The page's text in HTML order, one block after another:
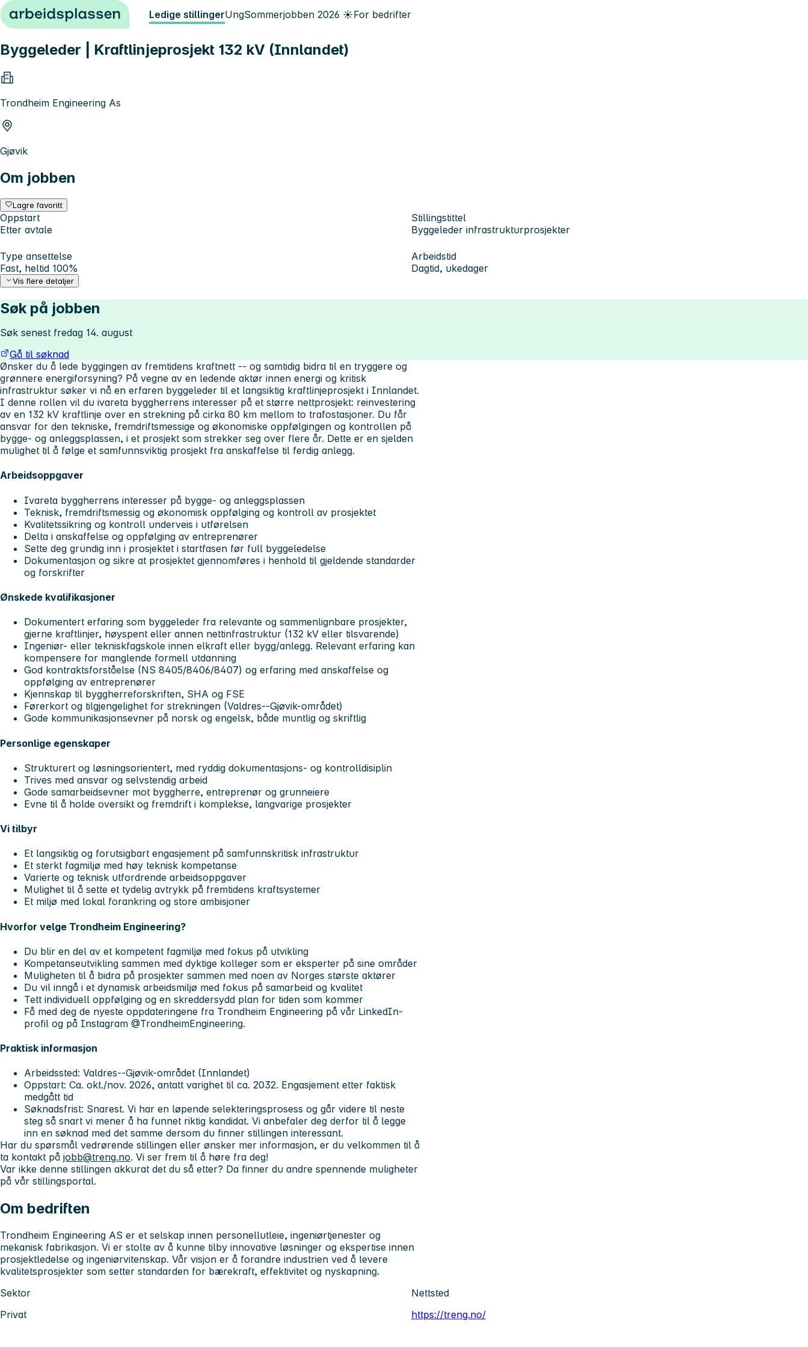
Hopp til innhold Ledige stillingerUngSommerjobben 2026 ☀️For bedrifter
Byggeleder | Kraftlinjeprosjekt 132 kV (Innlandet)
Trondheim Engineering As
Gjøvik
Om jobben
Lagre favoritt
Oppstart
Etter avtale
Stillingstittel
Byggeleder infrastrukturprosjekter
Type ansettelse
Fast, heltid 100%
Arbeidstid
Dagtid, ukedager
Vis flere detaljer
Søk på jobben
Søk senest fredag 14. august
Gå til søknad
Ønsker du å lede byggingen av fremtidens kraftnett -- og samtidig bidra til en tryggere og
grønnere energiforsyning? På vegne av en ledende aktør innen energi og kritisk
infrastruktur søker vi nå en erfaren byggeleder til et langsiktig kraftlinjeprosjekt i Innlandet.
I denne rollen vil du ivareta byggherrens interesser på et større nettprosjekt: reinvestering
av en 132 kV kraftlinje over en strekning på cirka 80 km mellom to trafostasjoner. Du får
ansvar for den tekniske, fremdriftsmessige og økonomiske oppfølgingen og kontrollen på
bygge- og anleggsplassen, i et prosjekt som strekker seg over flere år. Dette er en sjelden
mulighet til å følge et samfunnsviktig prosjekt fra anskaffelse til ferdig anlegg.
Arbeidsoppgaver
Ivareta byggherrens interesser på bygge- og anleggsplassen
Teknisk, fremdriftsmessig og økonomisk oppfølging og kontroll av prosjektet
Kvalitetssikring og kontroll underveis i utførelsen
Delta i anskaffelse og oppfølging av entreprenører
Sette deg grundig inn i prosjektet i startfasen før full byggeledelse
Dokumentasjon og sikre at prosjektet gjennomføres i henhold til gjeldende standarder
og forskrifter
Ønskede kvalifikasjoner
Dokumentert erfaring som byggeleder fra relevante og sammenlignbare prosjekter,
gjerne kraftlinjer, høyspent eller annen nettinfrastruktur (132 kV eller tilsvarende)
Ingeniør- eller tekniskfagskole innen elkraft eller bygg/anlegg. Relevant erfaring kan
kompensere for manglende formell utdanning
God kontraktsforståelse (NS 8405/8406/8407) og erfaring med anskaffelse og
oppfølging av entreprenører
Kjennskap til byggherreforskriften, SHA og FSE
Førerkort og tilgjengelighet for strekningen (Valdres--Gjøvik-området)
Gode kommunikasjonsevner på norsk og engelsk, både muntlig og skriftlig
Personlige egenskaper
Strukturert og løsningsorientert, med ryddig dokumentasjons- og kontrolldisiplin
Trives med ansvar og selvstendig arbeid
Gode samarbeidsevner mot byggherre, entreprenør og grunneiere
Evne til å holde oversikt og fremdrift i komplekse, langvarige prosjekter
Vi tilbyr
Et langsiktig og forutsigbart engasjement på samfunnskritisk infrastruktur
Et sterkt fagmiljø med høy teknisk kompetanse
Varierte og teknisk utfordrende arbeidsoppgaver
Mulighet til å sette et tydelig avtrykk på fremtidens kraftsystemer
Et miljø med lokal forankring og store ambisjoner
Hvorfor velge Trondheim Engineering?
Du blir en del av et kompetent fagmiljø med fokus på utvikling
Kompetanseutvikling sammen med dyktige kolleger som er eksperter på sine områder
Muligheten til å bidra på prosjekter sammen med noen av Norges største aktører
Du vil inngå i et dynamisk arbeidsmiljø med fokus på samarbeid og kvalitet
Tett individuell oppfølging og en skreddersydd plan for tiden som kommer
Få med deg de nyeste oppdateringene fra Trondheim Engineering på vår LinkedIn-
profil og på Instagram @TrondheimEngineering.
Praktisk informasjon
Arbeidssted: Valdres--Gjøvik-området (Innlandet)
Oppstart: Ca. okt./nov. 2026, antatt varighet til ca. 2032. Engasjement etter faktisk
medgått tid
Søknadsfrist: Snarest. Vi har en løpende selekteringsprosess og går videre til neste
steg så snart vi mener å ha funnet riktig kandidat. Vi anbefaler deg derfor til å legge
inn en søknad med det samme dersom du finner stillingen interessant.
Har du spørsmål vedrørende stillingen eller ønsker mer informasjon, er du velkommen til å
ta kontakt på jobb@treng.no. Vi ser frem til å høre fra deg!
Var ikke denne stillingen akkurat det du så etter? Da finner du andre spennende muligheter
på vår stillingsportal.
Om bedriften
Trondheim Engineering AS er et selskap innen personellutleie, ingeniørtjenester og
mekanisk fabrikasjon. Vi er stolte av å kunne tilby innovative løsninger og ekspertise innen
prosjektledelse og ingeniørvitenskap. Vår visjon er å forandre industrien ved å levere
kvalitetsprosjekter som setter standarden for bærekraft, effektivitet og nyskapning.
Sektor
Privat
Nettsted
https://treng.no/